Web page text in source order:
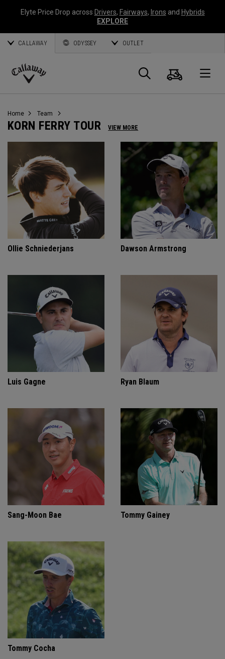
Elyte Price Drop across Drivers, Fairways, Irons and Hybrids
EXPLORE
CALLAWAY ODYSSEY OUTLET
Callaway
Panier
Home Team
KORN FERRY TOUR VIEW MORE
Ollie Schniederjans Dawson Armstrong
Luis Gagne Ryan Blaum
Sang-Moon Bae Tommy Gainey
Tommy Cocha